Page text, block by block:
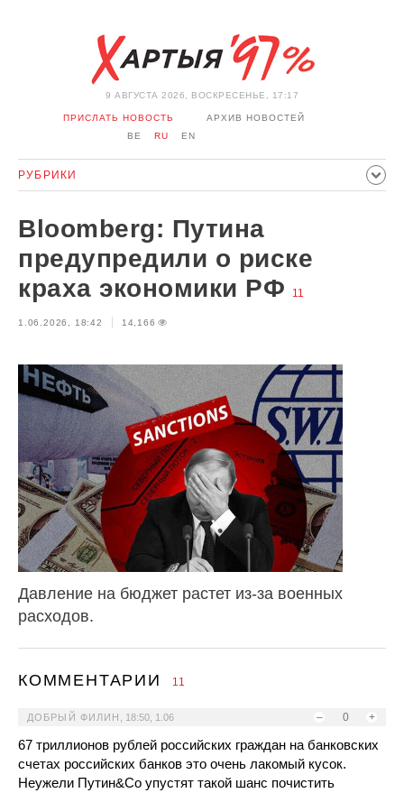
9 АВГУСТА 2026, ВОСКРЕСЕНЬЕ, 17:17
ПРИСЛАТЬ НОВОСТЬ
АРХИВ НОВОСТЕЙ
BE
RU EN
РУБРИКИ
ПРОИСШЕСТВИЯ СПОРТ КУЛЬТУРА
МНЕНИЕ ИНТЕРВЬЮ ТЕХНОЛОГИИ ЗДОРОВЬЕ
АВТО ОТДЫХ ОБХОД БЛОКИРОВКИ И СОЛИДАРНОСТЬ
КОРОНАВИРУС БЕЛАРУСЬ В НАТО
Bloomberg: Путина
предупредили о риске
краха экономики РФ
11
1.06.2026, 18:42 14,166
Давление на бюджет растет из-за военных
расходов.
КОММЕНТАРИИ 11
– 0 +
ДОБРЫЙ ФИЛИН 18:50, 1.06
67 триллионов рублей российских граждан на банковских
счетах российских банков это очень лакомый кусок.
Неужели Путин&Со упустят такой шанс почистить